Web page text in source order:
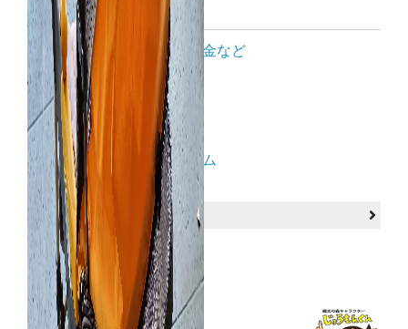
ご利用案内
休園日・開園時間・利用料金など
展示館利用申請書等
見学/体験メニュー
お出かけ体験隊
スクールサポートプログラム
イベント・講座等申し込み
よくある質問（展示館）
キリシマクエストについて